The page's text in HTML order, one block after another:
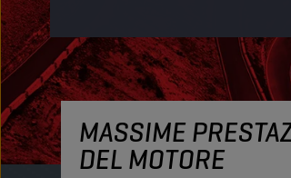
MASSIME
DEL MOTORE